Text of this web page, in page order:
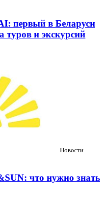
первый в Беларуси
и экскурсий
Новости
что нужно знать